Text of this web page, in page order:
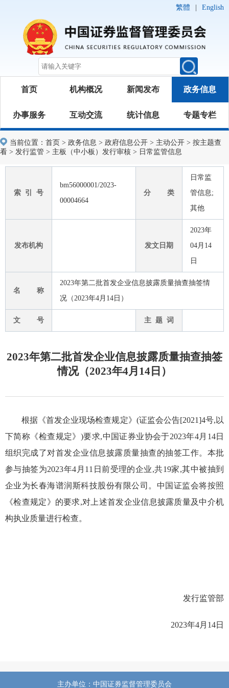
繁體 English
首页 机构概况 新闻发布 政务信息
办事服务 互动交流 统计信息 专题专栏
当前位置： 首页 > 政务信息 > 政府信息公开 > 主动公开 > 按主题查
看 > 发行监管 > 主板（中小板）发行审核 > 日常监管信息
索 引 号
bm56000001/2023-
00004664
分 类
日常监
管信息;
其他
发布机构 发文日期
2023年
04月14
日
名 称
2023年第二批首发企业信息披露质量抽查抽签情
况（2023年4月14日）
文 号 主 题 词
2023年第二批首发企业信息披露质量抽查抽签
情况（2023年4月14日）
根据《首发企业现场检查规定》(证监会公告[2021]4号,以
下简称《检查规定》)要求,中国证券业协会于2023年4月 14日
组织完成了对首发企业信息披露质量抽查的抽签工作。本批
参与抽签为2023年4月 11 日前受理的企业,共19家,其中被抽到
企业为长春海谱润斯科技股份有限公司。 中国证监会将按照
《检查规定》的要求,对上述首发企业信息披露质量及中介机
构执业质量进行检查。
发行监管部
2023年4月 14日
主办单位：中国证券监督管理委员会